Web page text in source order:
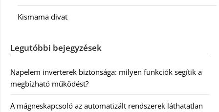
Kismama divat
Legutóbbi bejegyzések
Napelem inverterek biztonsága: milyen funkciók segítik a
megbízható működést?
A mágneskapcsoló az automatizált rendszerek láthatatlan